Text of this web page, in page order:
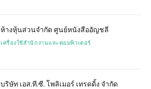
ห้างหุ้นส่วนจำกัด ศูนย์หนังสืออัญชลี
เครื่องใช้สำนักงานและคอมพิวเตอร์
บริษัท เอส.ที.ซี. โพลิเมอร์ เทรดดิ้ง จำกัด